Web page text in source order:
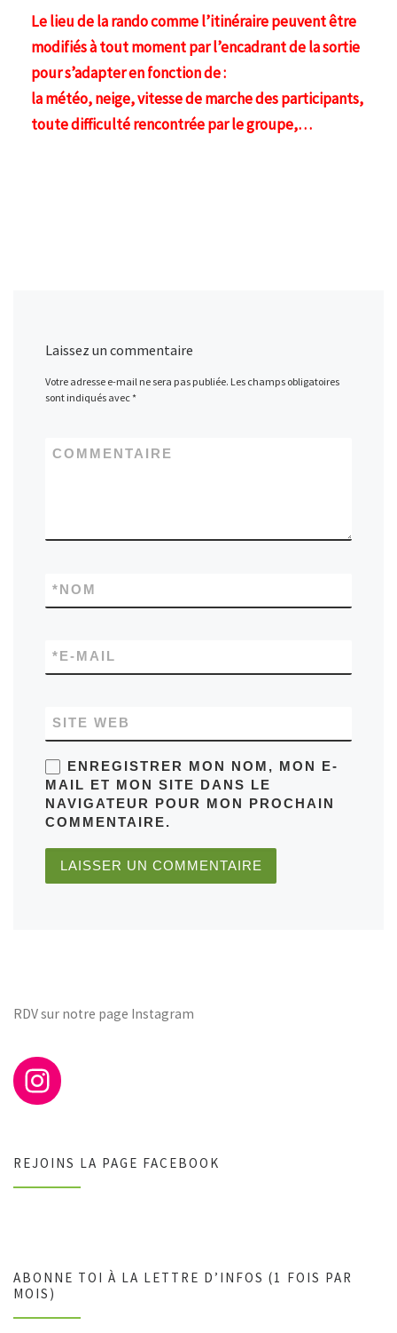
Le lieu de la rando comme l’itinéraire peuvent être
modifiés à tout moment par l’encadrant de la sortie
pour s’adapter en fonction de :
la météo, neige, vitesse de marche des participants,
toute difficulté rencontrée par le groupe,…
Laissez un commentaire
Votre adresse e-mail ne sera pas publiée. Les champs obligatoires
sont indiqués avec*
COMMENTAIRE
NOM
*
E-MAIL
*
SITE WEB
ENREGISTRER MON NOM, MON E-
MAIL ET MON SITE DANS LE
NAVIGATEUR POUR MON PROCHAIN
COMMENTAIRE.
RDV sur notre page Instagram
REJOINS LA PAGE FACEBOOK
ABONNE TOI À LA LETTRE D’INFOS (1 FOIS PAR
MOIS)